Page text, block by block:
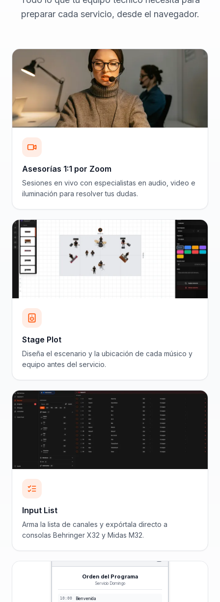
preparar cada servicio, desde el navegador.
Asesorías 1:1 por Zoom
Sesiones en vivo con especialistas en audio, video e
iluminación para resolver tus dudas.
Stage Plot
Diseña el escenario y la ubicación de cada músico y
equipo antes del servicio.
Input List
Arma la lista de canales y expórtala directo a
consolas Behringer X32 y Midas M32.
Orden del Programa
Servicio Domingo
10:00 Bienvenida